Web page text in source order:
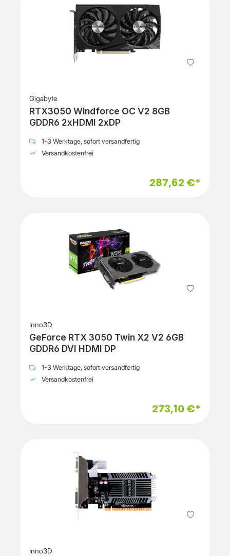
Gigabyte
RTX3050 Windforce OC V2 8GB
GDDR6 2xHDMI 2xDP
1-3 Werktage, sofort versandfertig
Versandkostenfrei
287,62 €*
Inno3D
GeForce RTX 3050 Twin X2 V2 6GB
GDDR6 DVI HDMI DP
1-3 Werktage, sofort versandfertig
Versandkostenfrei
273,10 €*
Inno3D